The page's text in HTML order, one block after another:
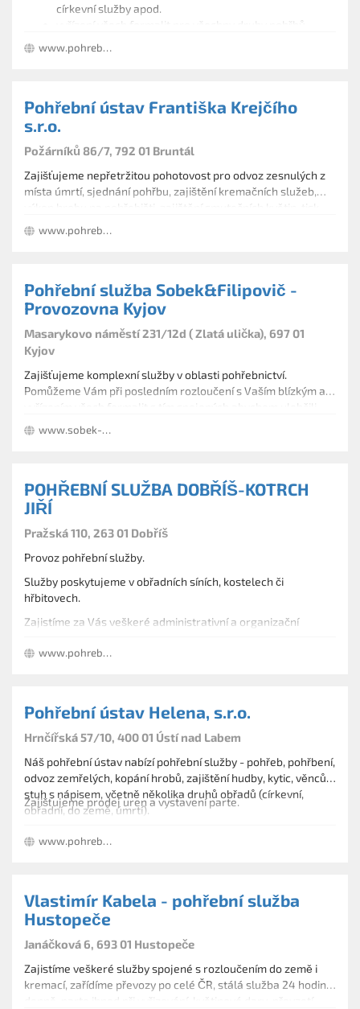
církevní služby apod.
vyřízení všech formalit pro všechny druhy pohřbů
výkopy hrobů
platby na splátky, ekonomické a sociální pohřby
pohřební vozy - pohřební limuzíny, vhodné na pohřby s
www.pohrebni-sluzba-zdar.cz
Pohřební ústav Františka Krejčího
s.r.o.
Požárníků 86/7, 792 01 Bruntál
Zajišťujeme nepřetržitou pohotovost pro odvoz zesnulých z
místa úmrtí, sjednání pohřbu, zajištění kremačních služeb,
parte, smutečního řečníka, hudbu, fotografa atd.
www.pohrebni-ustav-bruntal.cz
Pohřební služba Sobek&Filipovič -
Provozovna Kyjov
Masarykovo náměstí 231/12d ( Zlatá ulička), 697 01
Kyjov
Zajišťujeme komplexní služby v oblasti pohřebnictví.
Pomůžeme Vám při posledním rozloučení s Vaším blízkým a s
vyřízením všech formalit s tím spojených abychom ulehčili
Vám i dalším blízkým jeho odchod.
www.sobek-filipovic.cz
POHŘEBNÍ SLUŽBA DOBŘÍŠ-KOTRCH
JIŘÍ
Pražská 110, 263 01 Dobříš
Provoz pohřební služby.
Služby poskytujeme v obřadních síních, kostelech či
hřbitovech.
Zajistíme za Vás veškeré administrativní a organizační
Jako jediní na dobříšsku zajišťujeme ekonomický pohřeb o
www.pohrebnisluzbadobris.cz
Pohřební ústav Helena, s.r.o.
Hrnčířská 57/10, 400 01 Ústí nad Labem
Náš pohřební ústav nabízí pohřební služby - pohřeb, pohřbení,
odvoz zemřelých, kopání hrobů, zajištění hudby, kytic, věnců a
stuh s nápisem, včetně několika druhů obřadů (církevní,
obřadní, do země, úmrtí).
Zajišťujeme prodej uren a vystavení parte.
www.pohrebniustavhelena.cz
Vlastimír Kabela - pohřební služba
Hustopeče
Janáčková 6, 693 01 Hustopeče
Zajistíme veškeré služby spojené s rozloučením do země i
kremací, zařídíme převozy po celé ČR, stálá služba 24 hodin